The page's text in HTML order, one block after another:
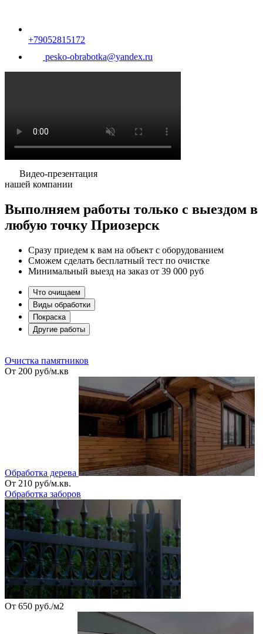
Видео-презентация
нашей компании
Выполняем работы только с выездом в
любую точку Приозерск
Сразу приедем к вам на объект с оборудованием
Сможем сделать бесплатный тест по очистке
Минимальный выезд на заказ от 39 000 руб
Что очищаем
Виды обработки
Покраска
Другие работы
Очистка памятников
От 200 руб/м.кв
Обработка дерева
От 210 руб/м.кв.
Обработка заборов
От 650 руб./м2